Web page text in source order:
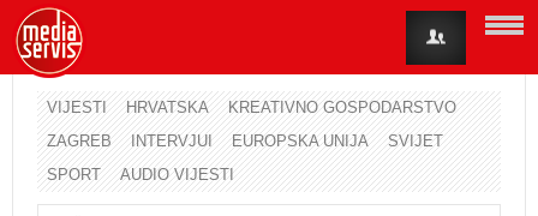
VIJESTI HRVATSKA
KREATIVNO GOSPODARSTVO
ZAGREB
INTERVJUI EUROPSKA UNIJA
SVIJET
SPORT
AUDIO VIJESTI
Korisničko ime
Lozinka